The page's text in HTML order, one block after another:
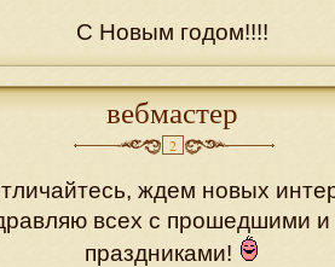
С Новым годом!!!!
вебмастер
2
ждем новых
всех с прошедшими
праздниками!